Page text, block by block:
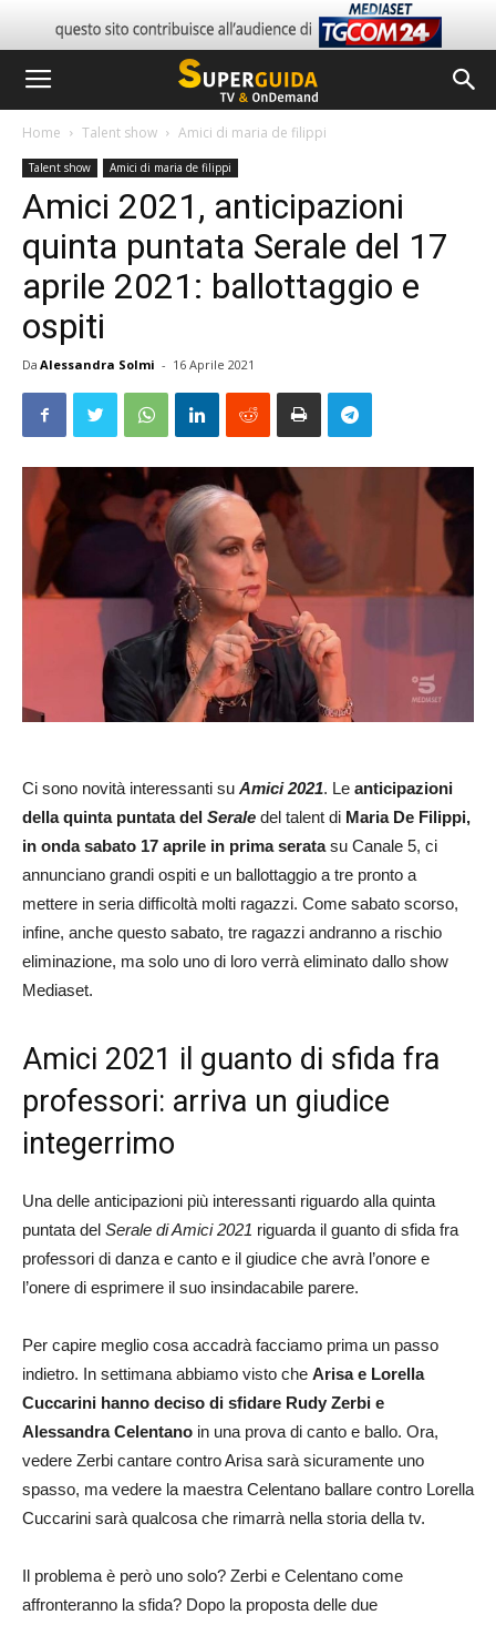
Home Talent show Amici di maria de filippi
Talent show Amici di maria de filippi
Amici 2021, anticipazioni
quinta puntata Serale del 17
aprile 2021: ballottaggio e
ospiti
Da Alessandra Solmi - 16 Aprile 2021
Ci sono novità interessanti su Amici 2021. Le anticipazioni
della quinta puntata del Serale del talent di Maria De Filippi,
in onda sabato 17 aprile in prima seratasu Canale 5, ci
annunciano grandi ospiti e un ballottaggio a tre pronto a
mettere in seria difficoltà molti ragazzi. Come sabato scorso,
infine, anche questo sabato, tre ragazzi andranno a rischio
eliminazione, ma solo uno di loro verrà eliminato dallo show
Mediaset.
Amici 2021 il guanto di sfida fra
professori: arriva un giudice
integerrimo
Una delle anticipazioni più interessanti riguardo alla quinta
puntata del Serale di Amici 2021 riguarda il guanto di sfida fra
professori di danza e canto e il giudice che avrà l’onore e
l’onere di esprimere il suo insindacabile parere.
Per capire meglio cosa accadrà facciamo prima un passo
indietro. In settimana abbiamo visto che Arisa e Lorella
Cuccarini hanno deciso di sfidare Rudy Zerbi e
Alessandra Celentano in una prova di canto e ballo. Ora,
vedere Zerbi cantare contro Arisa sarà sicuramente uno
spasso, ma vedere la maestra Celentano ballare contro Lorella
Cuccarini sarà qualcosa che rimarrà nella storia della tv.
Il problema è però uno solo? Zerbi e Celentano come
affronteranno la sfida? Dopo la proposta delle due